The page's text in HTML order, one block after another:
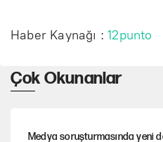
Haber Kaynağı :12punto
Çok Okunanlar
Medya soruşturmasında yeni